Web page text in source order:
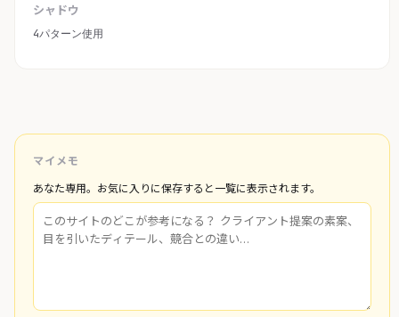
シャドウ
4パターン使用
マイメモ
あなた専用。お気に入りに保存すると一覧に表示されます。